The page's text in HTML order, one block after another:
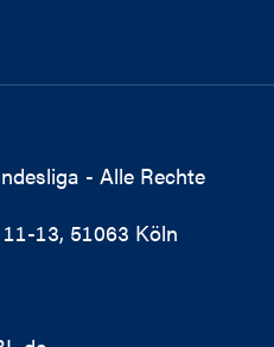
- Alle Rechte
13, 51063 Köln